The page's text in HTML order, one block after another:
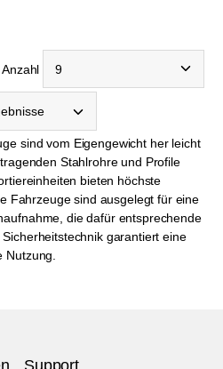
sind vom Eigengewicht her leicht
Stahlrohre und Profile
bieten höchste
Fahrzeuge sind ausgelegt für eine
die dafür entsprechende
garantiert eine
Nutzung.
Support